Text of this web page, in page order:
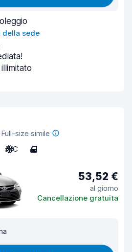
sede
size simile
A/C 4
53,52 €
al giorno
Cancellazione gratuita